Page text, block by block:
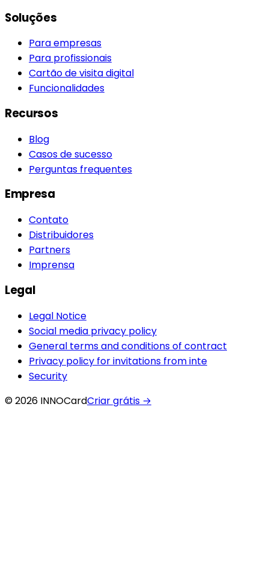
Soluções
Para empresas
Para profissionais
Cartão de visita digital
Funcionalidades
Recursos
Blog
Casos de sucesso
Perguntas frequentes
Empresa
Contato
Distribuidores
Partners
Imprensa
Legal
Legal Notice
Social media privacy policy
General terms and conditions of contract
Privacy policy for invitations from inte
Security
© 2026 INNOCardCriar grátis →